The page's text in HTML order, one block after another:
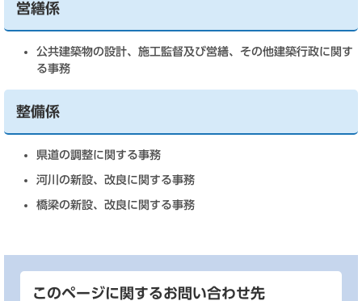
営繕係
公共建築物の設計、施工監督及び営繕、その他建築行政に関す
る事務
整備係
県道の調整に関する事務
河川の新設、改良に関する事務
橋梁の新設、改良に関する事務
このページに関するお問い合わせ先